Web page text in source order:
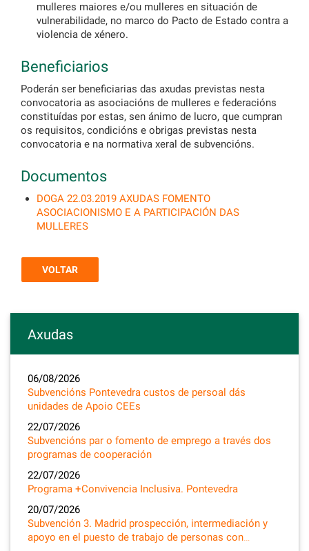
mulleres maiores e/ou mulleres en situación de
vulnerabilidade, no marco do Pacto de Estado contra a
violencia de xénero.
Beneficiarios
Poderán ser beneficiarias das axudas previstas nesta
convocatoria as asociacións de mulleres e federacións
constituídas por estas, sen ánimo de lucro, que cumpran
os requisitos, condicións e obrigas previstas nesta
convocatoria e na normativa xeral de subvencións.
Documentos
DOGA 22.03.2019 AXUDAS FOMENTO
ASOCIACIONISMO E A PARTICIPACIÓN DAS
MULLERES
VOLTAR
Axudas
06/08/2026
Subvencións Pontevedra custos de persoal dás
unidades de Apoio CEEs
22/07/2026
Subvencións par o fomento de emprego a través dos
programas de cooperación
22/07/2026
Programa +Convivencia Inclusiva. Pontevedra
20/07/2026
Subvención 3. Madrid prospección, intermediación y
apoyo en el puesto de trabajo de personas con…